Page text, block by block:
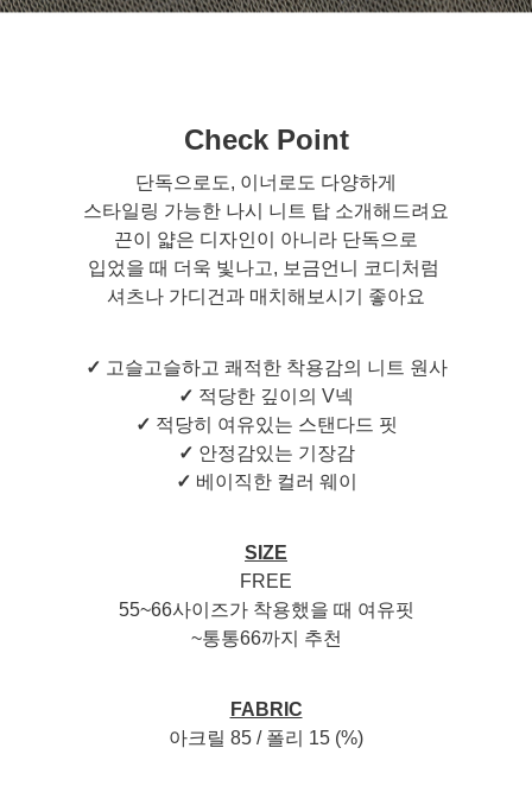
Check Point
단독으로도, 이너로도 다양하게
스타일링 가능한 나시 니트 탑 소개해드려요
끈이 얇은 디자인이 아니라 단독으로
입었을 때 더욱 빛나고, 보금언니 코디처럼
셔츠나 가디건과 매치해보시기 좋아요
✓ 고슬고슬하고 쾌적한 착용감의 니트 원사
✓ 적당한 깊이의 V넥
✓ 적당히 여유있는 스탠다드 핏
✓ 안정감있는 기장감
✓ 베이직한 컬러 웨이
SIZE
FREE
55~66사이즈가 착용했을 때 여유핏
~통통66까지 추천
FABRIC
아크릴 85 / 폴리 15 (%)